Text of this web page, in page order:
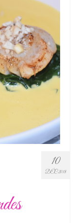
10
DÉC 2018